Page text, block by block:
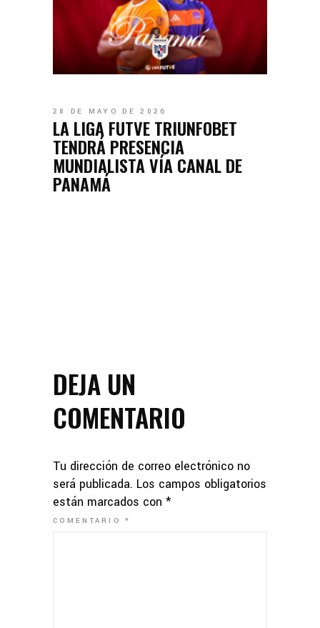
28 DE MAYO DE 2026
LA LIGA FUTVE TRIUNFOBET
TENDRÁ PRESENCIA
MUNDIALISTA VÍA CANAL DE
PANAMÁ
DEJA UN
COMENTARIO
Tu dirección de correo electrónico no
será publicada. Los campos obligatorios
están marcados con *
COMENTARIO*